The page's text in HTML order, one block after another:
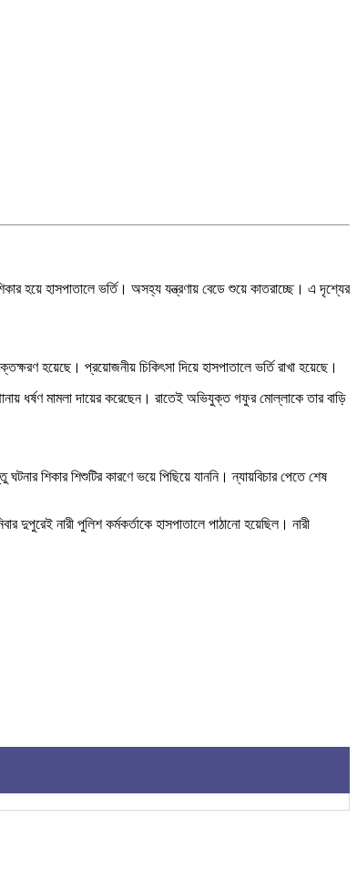
হয়ে হাসপাতালে ভর্তি। অসহ্য যন্ত্রণায় বেডে শুয়ে কাতরাচ্ছে। এ দৃশ্যের
হয়েছে। প্রয়োজনীয় চিকিৎসা দিয়ে হাসপাতালে ভর্তি রাখা হয়েছে।
ধর্ষণ মামলা দায়ের করেছেন। রাতেই অভিযুক্ত গফুর মোল্লাকে তার বাড়ি
শিকার শিশুটির কারণে ভয়ে পিছিয়ে যাননি। ন্যায়বিচার পেতে শেষ
নারী পুলিশ কর্মকর্তাকে হাসপাতালে পাঠানো হয়েছিল। নারী